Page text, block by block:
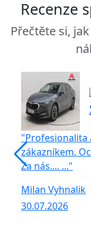
Recenze
Přečtěte si,
"Profesionalita
zákazníkem.
Za nás.... ..."
Milan Vyhnalik
30.07.2026